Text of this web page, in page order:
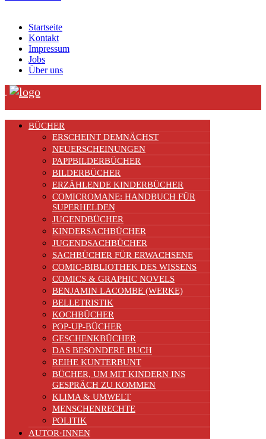
Startseite
Kontakt
Impressum
Jobs
Über uns
.
BÜCHER
ERSCHEINT DEMNÄCHST
NEUERSCHEINUNGEN
PAPPBILDERBÜCHER
BILDERBÜCHER
ERZÄHLENDE KINDERBÜCHER
COMICROMANE: HANDBUCH FÜR
SUPERHELDEN
JUGENDBÜCHER
KINDERSACHBÜCHER
JUGENDSACHBÜCHER
SACHBÜCHER FÜR ERWACHSENE
COMIC-BIBLIOTHEK DES WISSENS
COMICS & GRAPHIC NOVELS
BENJAMIN LACOMBE (WERKE)
BELLETRISTIK
KOCHBÜCHER
POP-UP-BÜCHER
GESCHENKBÜCHER
DAS BESONDERE BUCH
REIHE KUNTERBUNT
BÜCHER, UM MIT KINDERN INS
GESPRÄCH ZU KOMMEN
KLIMA & UMWELT
MENSCHENRECHTE
POLITIK
AUTOR·INNEN